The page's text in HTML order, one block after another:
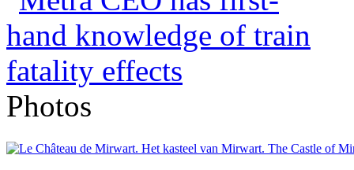
Photos